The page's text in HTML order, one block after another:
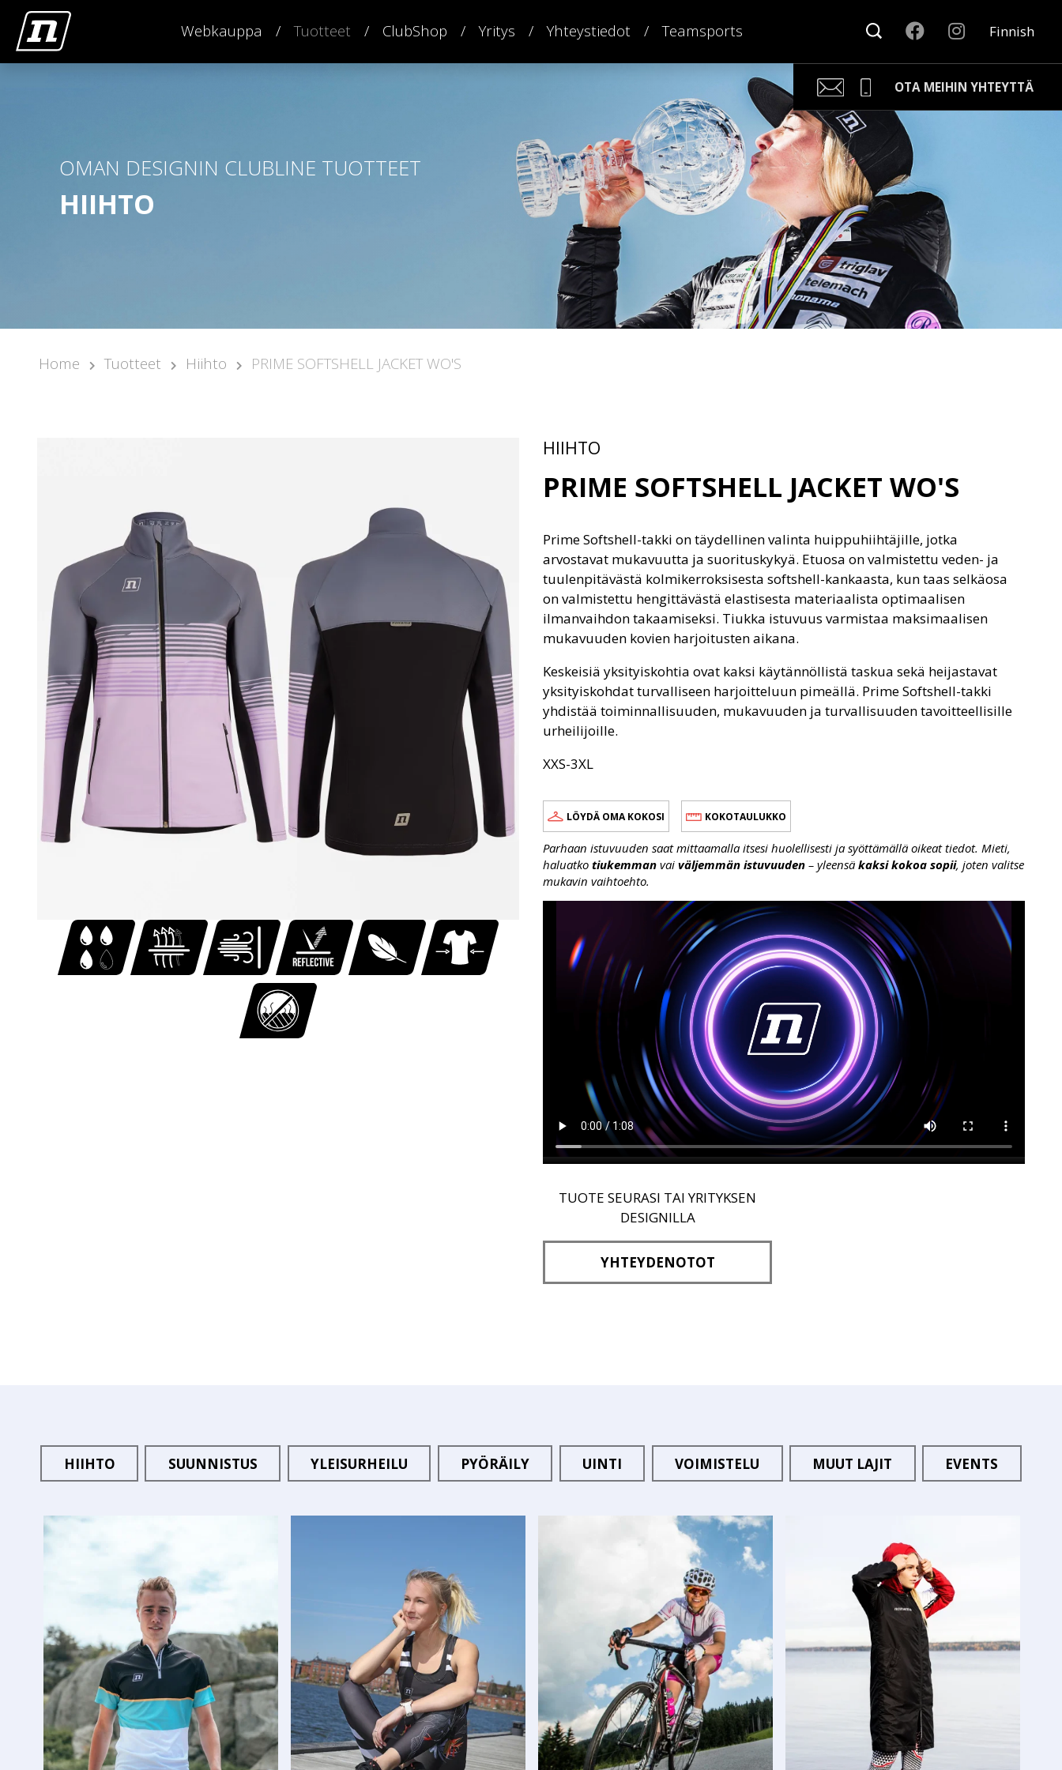
Webkauppa Tuotteet ClubShop Yritys Yhteystiedot Teamsports Finnish
OMAN DESIGNIN CLUBLINE TUOTTEET
HIIHTO
OTA MEIHIN YHTEYTTÄ
Kari Arponen
Avainasiakaspäällikkö
kari.arponen@nonamesport.com
Phone:+358 40 5527 988
Samu Laine
Myyntipäällikkö
samu@nonamesport.com
Phone:+358 50 596 8651
Home Tuotteet Hiihto PRIME SOFTSHELL JACKET WO'S
HIIHTO
PRIME SOFTSHELL JACKET WO'S
Prime Softshell-takki on täydellinen valinta huippuhiihtäjille, jotka
arvostavat mukavuutta ja suorituskykyä. Etuosa on valmistettu veden- ja
tuulenpitävästä kolmikerroksisesta softshell-kankaasta, kun taas selkäosa
on valmistettu hengittävästä elastisesta materiaalista optimaalisen
ilmanvaihdon takaamiseksi. Tiukka istuvuus varmistaa maksimaalisen
mukavuuden kovien harjoitusten aikana.
Keskeisiä yksityiskohtia ovat kaksi käytännöllistä taskua sekä heijastavat
yksityiskohdat turvalliseen harjoitteluun pimeällä. Prime Softshell-takki
yhdistää toiminnallisuuden, mukavuuden ja turvallisuuden tavoitteellisille
urheilijoille.
XXS-3XL
LÖYDÄ OMA KOKOSI KOKOTAULUKKO
Parhaan istuvuuden saat mittaamalla itsesi huolellisesti ja syöttämällä oikeat tiedot. Mieti,
haluatko tiukemman vai väljemmän istuvuuden – yleensä kaksi kokoa sopii, joten valitse
mukavin vaihtoehto.
TUOTE SEURASI TAI YRITYKSEN
DESIGNILLA
YHTEYDENOTOT
HIIHTO SUUNNISTUS YLEISURHEILU PYÖRÄILY UINTI VOIMISTELU MUUT LAJIT EVENTS